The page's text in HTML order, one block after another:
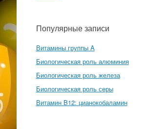
Популярные записи
Витамины группы A
Биологическая роль алюминия
Биологическая роль железа
Биологическая роль серы
Витамин B12: цианокобаламин